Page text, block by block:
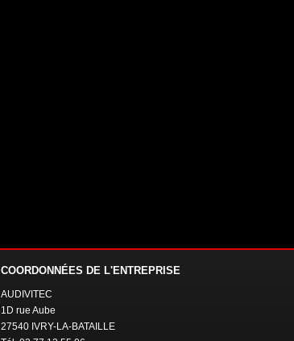
COORDONNÉES DE L'ENTREPRISE
AUDIVITEC
1D rue Aube
27540 IVRY-LA-BATAILLE